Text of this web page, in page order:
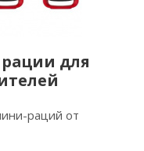
для
раций от